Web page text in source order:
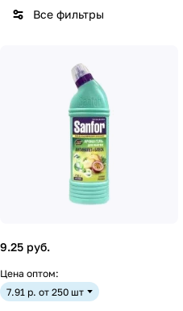
Все фильтры
9.25 руб.
Цена оптом:
7.91 р. от 250 шт